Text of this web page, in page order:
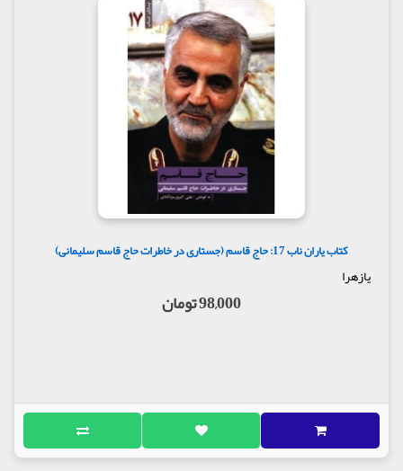
کتاب یاران ناب 17: حاج قاسم (جستاری در خاطرات حاج قاسم سلیمانی)
یازهرا
98,000 تومان